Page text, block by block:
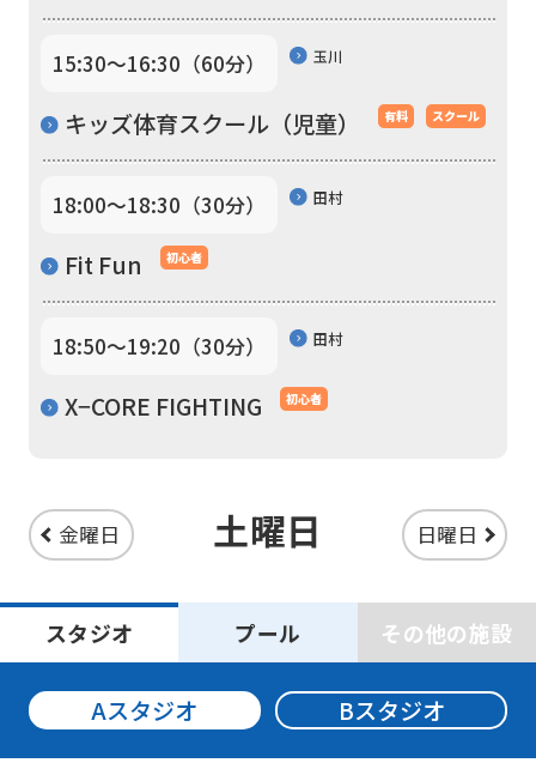
15:30〜16:30（60分） 玉川
キッズ体育スクール（児童） 有料 スクール
18:00〜18:30（30分） 田村
Fit Fun 初心者
18:50〜19:20（30分） 田村
X−CORE FIGHTING 初心者
金曜日 土曜日 日曜日
スタジオ プール その他の施設
Aスタジオ Bスタジオ
translation
service,
Japanese
will
translated
it
may
not
be
an
accurate
translation.